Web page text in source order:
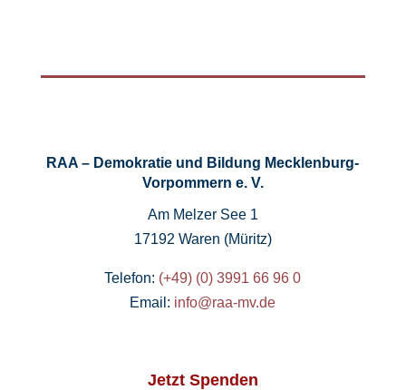
RAA – Demokratie und Bildung Mecklenburg-
Vorpommern e. V.
Am Melzer See 1
17192 Waren (Müritz)
Telefon: (+49) (0) 3991 66 96 0
Email: info@raa-mv.de
Jetzt Spenden